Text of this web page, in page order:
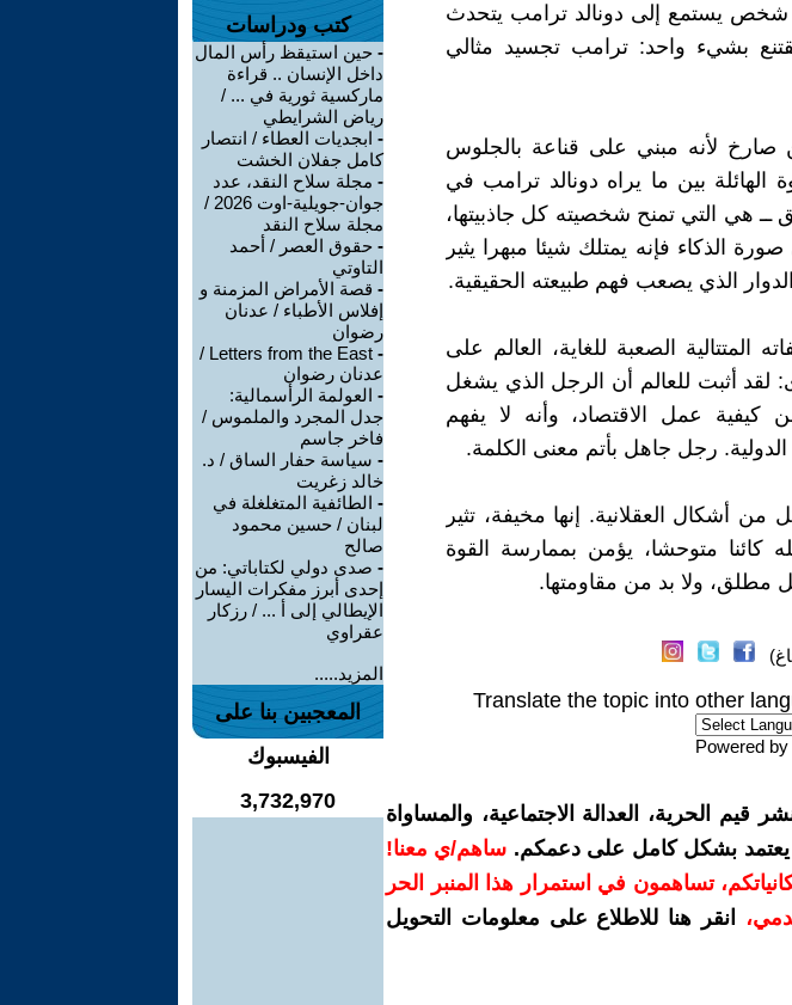
يستمع إلى دونالد ترامب يتحدث
بشيء واحد: ترامب تجسيد مثالي
لأنه مبني على قناعة بالجلوس
بين ما يراه دونالد ترامب في
ــ هي التي تمنح شخصيته كل جاذبيتها،
الذكاء فإنه يمتلك شيئا مبهرا يثير
الذي يصعب فهم طبيعته الحقيقية.
المتتالية الصعبة للغاية، العالم على
أثبت للعالم أن الرجل الذي يشغل
عمل الاقتصاد، وأنه لا يفهم
الدولية. رجل جاهل بأتم معنى الكلمة.
أشكال العقلانية. إنها مخيفة، تثير
كائنا متوحشا، يؤمن بممارسة القوة
مطلق، ولا بد من مقاومتها.
Translate the topic into other
Powered by
الحرية، العدالة الاجتماعية، والمساواة
يعتمد بشكل كامل على دعمكم. ساهم/ي معنا!
حسب إمكانياتكم، تساهمون في استمرار هذا المنبر الحر
،
انقر هنا للاطلاع على معلومات التحويل
كتب ودراسات
- حين استيقظ رأس المال
داخل الإنسان .. قراءة
ماركسية ثورية في ... /
رياض الشرايطي
- ابجديات العطاء / انتصار
كامل جفلان الخشت
- مجلة سلاح النقد، عدد
جوان-جويلية-اوت 2026 /
مجلة سلاح النقد
- حقوق العصر / أحمد
التاوتي
- قصة الأمراض المزمنة و
إفلاس الأطباء / عدنان
رضوان
-
Letters from the East /
عدنان رضوان
- العولمة الرأسمالية:
جدل المجرد والملموس /
فاخر جاسم
- سياسة حفار الساق / د.
خالد زغريت
- الطائفية المتغلغلة في
لبنان / حسين محمود
صالح
- صدى دولي لكتاباتي: من
إحدى أبرز مفكرات اليسار
الإيطالي إلى أ ... / رزكار
عقراوي
المزيد.....
المعجبين بنا على
الفيسبوك
3,732,970